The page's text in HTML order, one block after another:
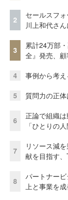
2
セールスフ
川上和代さ
3
累計24万部
全』発売、
4 事例から考
5 質問力の正
6
正論で組織
「ひとりの
7
リソース減
献を目指す
8
パートナー
上と事業を